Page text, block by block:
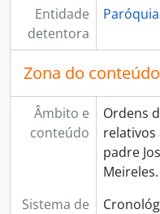
[Série] 10 -
Entidade
detentora
Zona do
Âmbito e
conteúdo
Ordens
relativos
padre
Meireles.
Sistema de